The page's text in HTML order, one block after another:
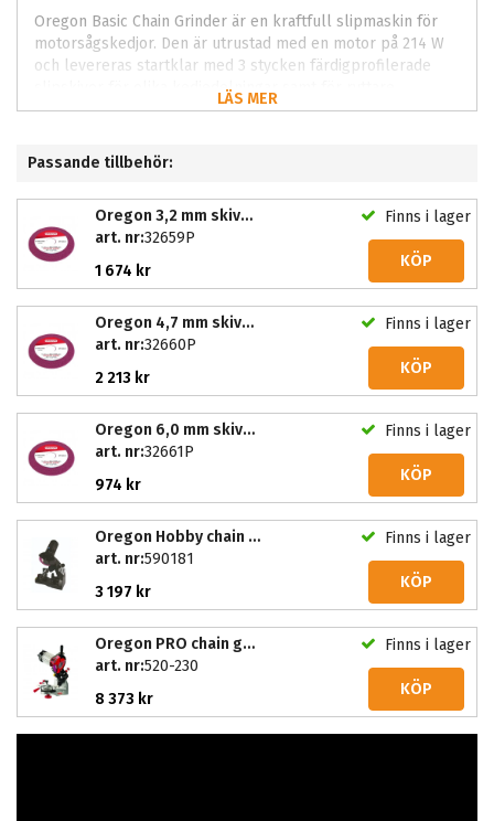
Oregon Basic Chain Grinder är en kraftfull slipmaskin för
motorsågskedjor. Den är utrustad med en motor på 214 W
och levereras startklar med 3 stycken färdigprofilerade
slipskivor för olika kedjedelningar samt för ryttare.
Utvecklad för effektiv slipning och polering med jämnt
genom hela arbetsmomentet. Används ofta vid regelarbete
LÄS MER
Passande tillbehör:
Oregon 3,2 mm skiva till Basic & Pro
art. nr:32659P
1 674 kr
Finns i lager
KÖP
Oregon 4,7 mm skiva till Basic & Pro
art. nr:32660P
2 213 kr
Finns i lager
KÖP
Oregon 6,0 mm skiva till Basic & Pro
art. nr:32661P
974 kr
Finns i lager
KÖP
Oregon Hobby chain grinder
art. nr:590181
3 197 kr
Finns i lager
KÖP
Oregon PRO chain grinder
art. nr:520-230
8 373 kr
Finns i lager
KÖP